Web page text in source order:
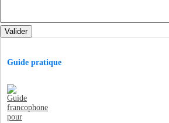
Valider
Guide pratique